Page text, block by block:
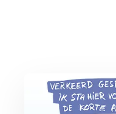
Lees meer over